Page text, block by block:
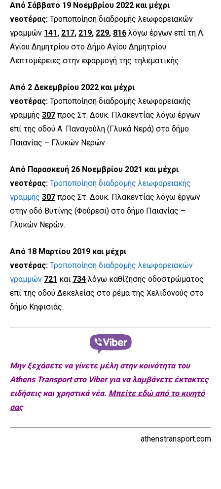
Από Σάββατο 19 Νοεμβρίου 2022 και μέχρι
νεοτέρας: Τροποποίηση διαδρομής λεωφορειακών
γραμμών 141 , 217, 219, 229, 816 λόγω έργων επί τη Λ.
Αγίου Δημητρίου στο Δήμο Αγίου Δημητρίου.
Λεπτομέρειες στην εφαρμογή της τηλεματικής.
Από 2 Δεκεμβρίου 2022 και μέχρι
νεοτέρας: Τροποποίηση διαδρομής λεωφορειακής
γραμμής 307 προς Στ. Δουκ. Πλακεντίας λόγω έργων
επί της οδού Α. Παναγούλη (Γλυκά Νερά) στο δήμο
Παιανίας – Γλυκών Νερών.
Από Παρασκευή 26 Νοεμβρίου 2021 και μέχρι
νεοτέρας: Τροποποίηση διαδρομής λεωφορειακής
γραμμής 307 προς Στ. Δουκ. Πλακεντίας λόγω έργων
στην οδό Βυτίνης (Φούρεσι) στο δήμο Παιανίας –
Γλυκών Νερών.
Από 18 Μαρτίου 2019 και μέχρι
νεοτέρας: Τροποποίηση διαδρομής λεωφορειακών
γραμμών 721 και 734 λόγω καθίζησης οδοστρώματος
επί της οδού Δεκελείας στο ρέμα της Χελιδονούς στο
δήμο Κηφισιάς.
Μην ξεχάσετε να γίνετε μέλη στην κοινότητα του
Athens Transport στο Viber για να λαμβάνετε έκτακτες
ειδήσεις και χρηστικά νέα. Μπείτε εδώ από το κινητό
σας
athenstransport.com